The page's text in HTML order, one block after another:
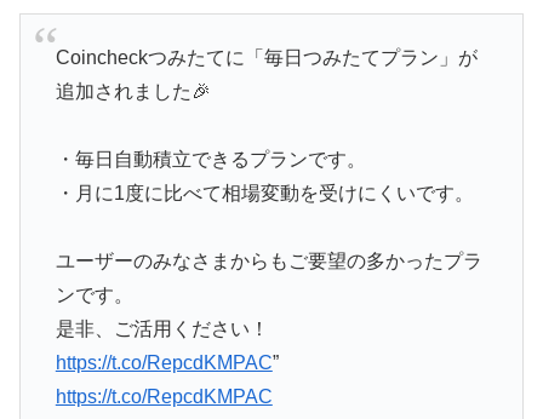
Coincheckつみたてに「毎日つみたてプラン」が
追加されました🎉
・毎日自動積立できるプランです。
・月に1度に比べて相場変動を受けにくいです。
ユーザーのみなさまからもご要望の多かったプラ
ンです。
是非、ご活用ください！
https://t.co/RepcdKMPAC”
https://t.co/RepcdKMPAC